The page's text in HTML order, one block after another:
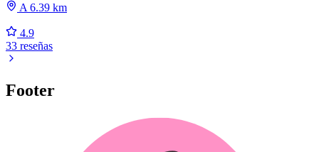
A 6.39 km
4.9
33 reseñas
Footer